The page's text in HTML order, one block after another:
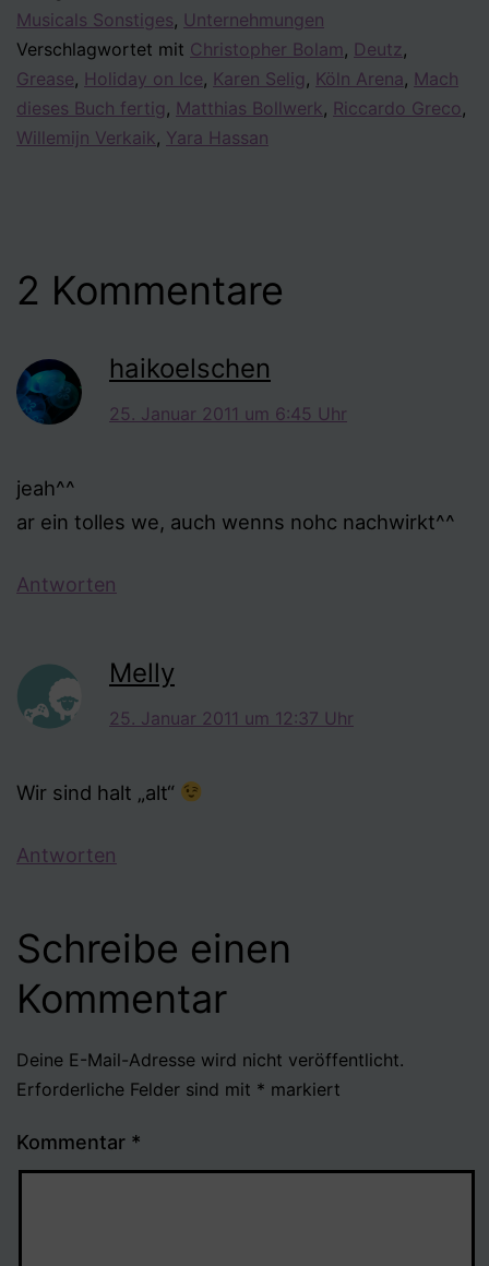
Musicals Sonstiges, Unternehmungen
Verschlagwortet mit Christopher Bolam, Deutz,
Grease, Holiday on Ice, Karen Selig, Köln Arena, Mach
dieses Buch fertig, Matthias Bollwerk, Riccardo Greco,
Willemijn Verkaik, Yara Hassan
2 Kommentare
haikoelschen
25. Januar 2011 um 6:45 Uhr
jeah^^
ar ein tolles we, auch wenns nohc nachwirkt^^
Antworten
Melly
25. Januar 2011 um 12:37 Uhr
Wir sind halt „alt“
Antworten
Schreibe einen
Kommentar
Deine E-Mail-Adresse wird nicht veröffentlicht.
Erforderliche Felder sind mit * markiert
Kommentar *